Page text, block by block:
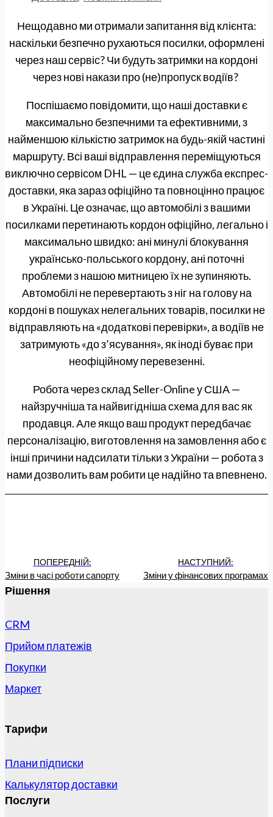
Нещодавно ми отримали запитання від клієнта:
наскільки безпечно рухаються посилки, оформлені
через наш сервіс? Чи будуть затримки на кордоні
через нові накази про (не)пропуск водіїв?
Поспішаємо повідомити, що наші доставки є
максимально безпечними та ефективними, з
найменшою кількістю затримок на будь-якій частині
маршруту. Всі ваші відправлення переміщуються
виключно сервісом DHL — це єдина служба експрес-
доставки, яка зараз офіційно та повноцінно працює
в Україні. Це означає, що автомобілі з вашими
посилками перетинають кордон офіційно, легально і
максимально швидко: ані минулі блокування
українсько-польського кордону, ані поточні
проблеми з нашою митницею їх не зупиняють.
Автомобілі не перевертають з ніг на голову на
кордоні в пошуках нелегальних товарів, посилки не
відправляють на «додаткові перевірки», а водіїв не
затримують «до з’ясування», як іноді буває при
неофіційному перевезенні.
Робота через склад Seller-Online у США —
найзручніша та найвигідніша схема для вас як
продавця. Але якщо ваш продукт передбачає
персоналізацію, виготовлення на замовлення або є
інші причини надсилати тільки з України — робота з
нами дозволить вам робити це надійно та впевнено.
ПОПЕРЕДНІЙ:
Зміни в часі роботи сапорту
НАСТУПНИЙ:
Зміни у фінансових програмах
Рішення
CRM
Прийом платежів
Покупки
Маркет
Тарифи
Плани підписки
Калькулятор доставки
Послуги